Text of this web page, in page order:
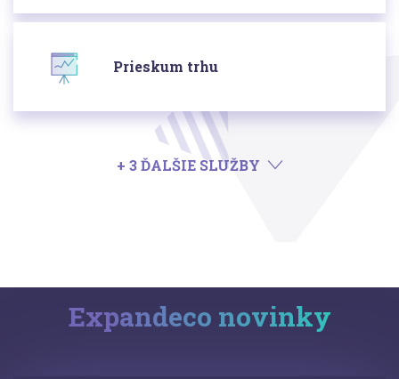
Prieskum trhu
+ 3 ĎALŠIE SLUŽBY
Expandeco novinky